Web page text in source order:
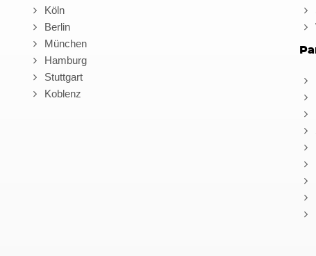
Köln
Berlin
München
Hamburg
Stuttgart
Koblenz